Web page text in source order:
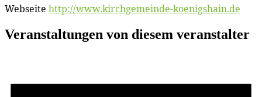
Webseite http://www.kirchgemeinde-koenigshain.de
Veranstaltungen von diesem veranstalter